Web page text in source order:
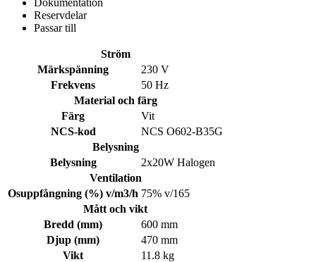
Dokumentation
Reservdelar
Passar till
Ström
Märkspänning
230 V
Frekvens
50 Hz
Material och färg
Färg
Vit
NCS-kod
NCS O602-B35G
Belysning
Belysning
2x20W Halogen
Ventilation
Osuppfångning (%) v/m3/h 75% v/165
Mått och vikt
Bredd (mm)
600 mm
Djup (mm)
470 mm
Vikt
11.8 kg